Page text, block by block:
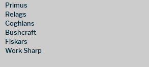
Primus
Relags
Coghlans
Bushcraft
Fiskars
Work Sharp